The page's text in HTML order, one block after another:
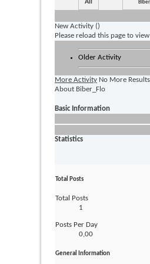
All
New Activity ()
Please reload this page to
Older Activity
More Activity No More Results
About Biber_Flo
Basic Information
Statistics
Total Posts
Total Posts
1
Posts Per Day
0,00
General Information